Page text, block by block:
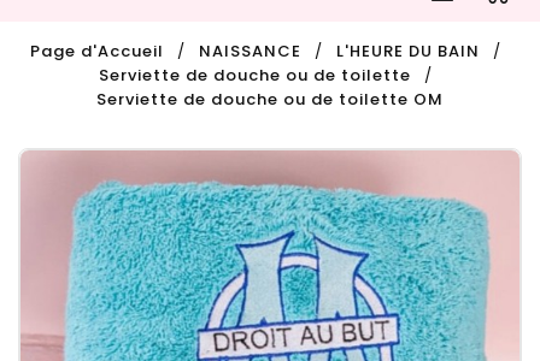
Page d'Accueil NAISSANCE
L'HEURE DU BAIN
Serviette de douche ou de toilette
Serviette de douche ou de toilette OM